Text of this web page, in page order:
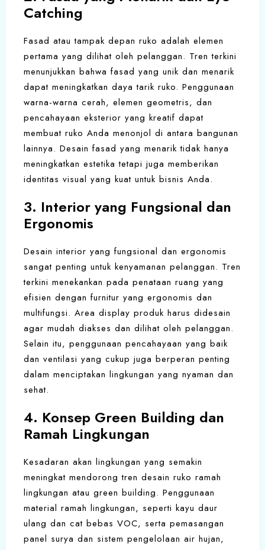
Catching
Fasad atau tampak depan ruko adalah elemen
pertama yang dilihat oleh pelanggan. Tren terkini
menunjukkan bahwa fasad yang unik dan menarik
dapat meningkatkan daya tarik ruko. Penggunaan
warna-warna cerah, elemen geometris, dan
pencahayaan eksterior yang kreatif dapat
membuat ruko Anda menonjol di antara bangunan
lainnya. Desain fasad yang menarik tidak hanya
meningkatkan estetika tetapi juga memberikan
identitas visual yang kuat untuk bisnis Anda.
3. Interior yang Fungsional dan
Ergonomis
Desain interior yang fungsional dan ergonomis
sangat penting untuk kenyamanan pelanggan. Tren
terkini menekankan pada penataan ruang yang
efisien dengan furnitur yang ergonomis dan
multifungsi. Area display produk harus didesain
agar mudah diakses dan dilihat oleh pelanggan.
Selain itu, penggunaan pencahayaan yang baik
dan ventilasi yang cukup juga berperan penting
dalam menciptakan lingkungan yang nyaman dan
sehat.
4. Konsep Green Building dan
Ramah Lingkungan
Kesadaran akan lingkungan yang semakin
meningkat mendorong tren desain ruko ramah
lingkungan atau green building. Penggunaan
material ramah lingkungan, seperti kayu daur
ulang dan cat bebas VOC, serta pemasangan
panel surya dan sistem pengelolaan air hujan,